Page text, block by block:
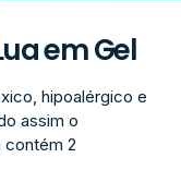
em Gel
hipoalérgico e
assim o
contém 2